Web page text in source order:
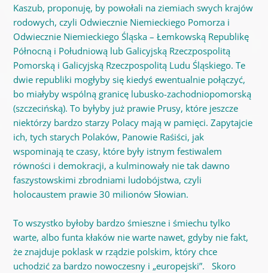
Kaszub, proponuję, by powołali na ziemiach swych krajów
rodowych, czyli Odwiecznie Niemieckiego Pomorza i
Odwiecznie Niemieckiego Śląska – Łemkowską Republikę
Północną i Południową lub Galicyjską Rzeczpospolitą
Pomorską i Galicyjską Rzeczpospolitą Ludu Śląskiego. Te
dwie republiki mogłyby się kiedyś ewentualnie połączyć,
bo miałyby wspólną granicę lubusko-zachodniopomorską
(szczecińską). To byłyby już prawie Prusy, które jeszcze
niektórzy bardzo starzy Polacy mają w pamięci. Zapytajcie
ich, tych starych Polaków, Panowie Raśiści, jak
wspominają te czasy, które były istnym festiwalem
równości i demokracji, a kulminowały nie tak dawno
faszystowskimi zbrodniami ludobójstwa, czyli
holocaustem prawie 30 milionów Słowian.
To wszystko byłoby bardzo śmieszne i śmiechu tylko
warte, albo funta kłaków nie warte nawet, gdyby nie fakt,
że znajduje poklask w rządzie polskim, który chce
uchodzić za bardzo nowoczesny i „europejski”. Skoro